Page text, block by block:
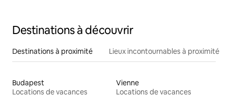
Destinations à découvrir
Destinations à proximité Lieux incontournables à proximité
Budapest
Locations de vacances
Vienne
Locations de vacances